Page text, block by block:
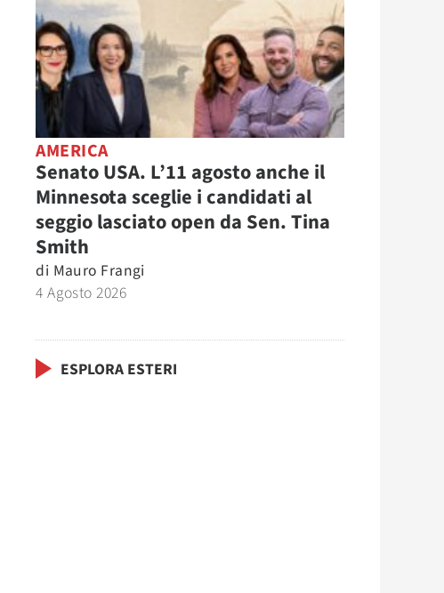
AMERICA
Senato USA. L’11 agosto anche il
Minnesota sceglie i candidati al
seggio lasciato open da Sen. Tina
Smith
di Mauro Frangi
4 Agosto 2026
ESPLORA ESTERI